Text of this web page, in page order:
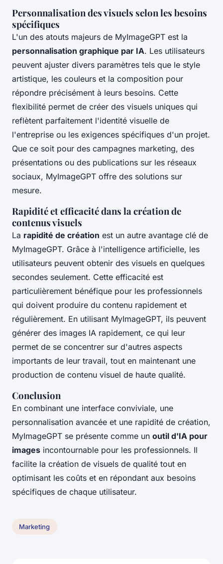
Personnalisation des visuels selon les besoins
spécifiques
L'un des atouts majeurs de MyImageGPT est la
personnalisation graphique par IA. Les utilisateurs
peuvent ajuster divers paramètres tels que le style
artistique, les couleurs et la composition pour
répondre précisément à leurs besoins. Cette
flexibilité permet de créer des visuels uniques qui
reflètent parfaitement l'identité visuelle de
l'entreprise ou les exigences spécifiques d'un projet.
Que ce soit pour des campagnes marketing, des
présentations ou des publications sur les réseaux
sociaux, MyImageGPT offre des solutions sur
mesure.
Rapidité et efficacité dans la création de
contenus visuels
La rapidité de création est un autre avantage clé de
MyImageGPT. Grâce à l'intelligence artificielle, les
utilisateurs peuvent obtenir des visuels en quelques
secondes seulement. Cette efficacité est
particulièrement bénéfique pour les professionnels
qui doivent produire du contenu rapidement et
régulièrement. En utilisant MyImageGPT, ils peuvent
générer des images IA rapidement, ce qui leur
permet de se concentrer sur d'autres aspects
importants de leur travail, tout en maintenant une
production de contenu visuel de haute qualité.
Conclusion
En combinant une interface conviviale, une
personnalisation avancée et une rapidité de création,
MyImageGPT se présente comme un outil d'IA pour
images incontournable pour les professionnels. Il
facilite la création de visuels de qualité tout en
optimisant les coûts et en répondant aux besoins
spécifiques de chaque utilisateur.
Marketing